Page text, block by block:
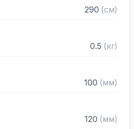
290 (см)
0.5 (кг)
100 (мм)
120 (мм)